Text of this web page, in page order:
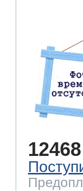
12468